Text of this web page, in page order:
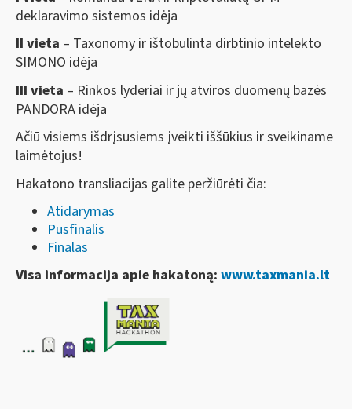
deklaravimo sistemos idėja
II vieta – Taxonomy ir ištobulinta dirbtinio intelekto
SIMONO idėja
III vieta – Rinkos lyderiai ir jų atviros duomenų bazės
PANDORA idėja
Ačiū visiems išdrįsusiems įveikti iššūkius ir sveikiname
laimėtojus!
Hakatono transliacijas galite peržiūrėti čia:
Atidarymas
Pusfinalis
Finalas
Visa informacija apie hakatoną: www.taxmania.lt